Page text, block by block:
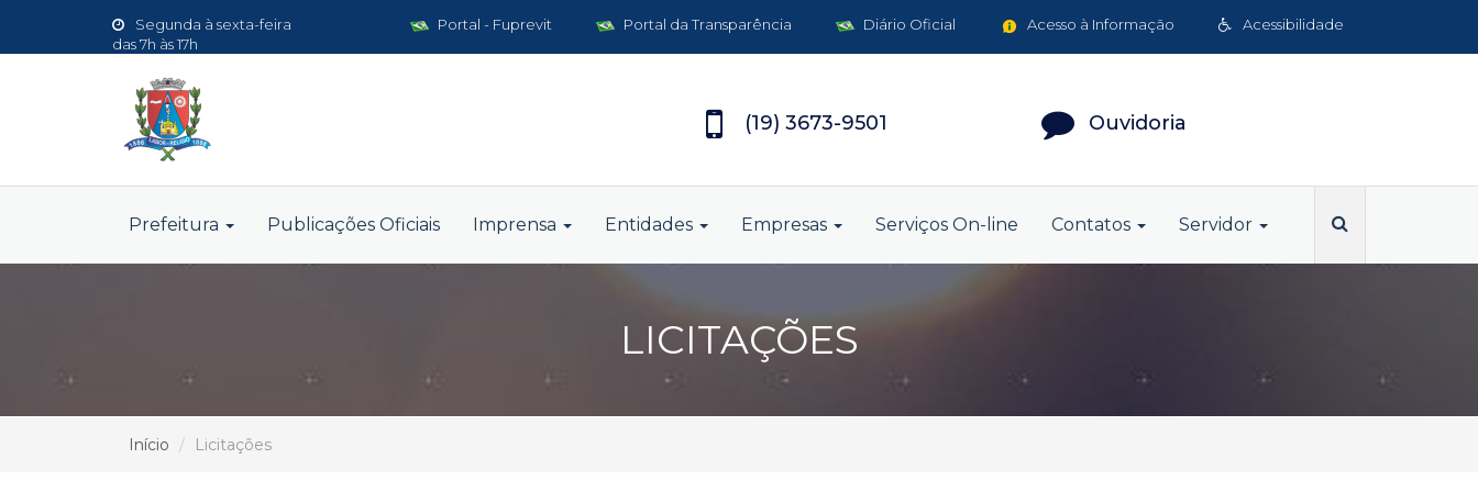
Segunda à sexta-feira
das 7h às 17h
Acessibilidade
Acesso à Informação
Diário Oficial
Portal da Transparência
Portal - Fuprevit
(19) 3673-9501 Ouvidoria
Prefeitura Publicações Oficiais Imprensa Entidades Empresas Serviços On-line Contatos Servidor
LICITAÇÕES
Início Licitações